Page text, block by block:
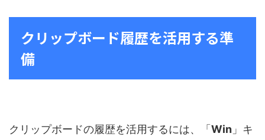
クリップボード履歴を活用する準
備
クリップボードの履歴を活用するには、「 Win 」キ